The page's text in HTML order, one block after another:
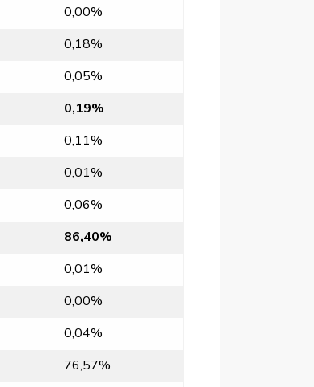
0,00%
0,18%
0,05%
0,19%
0,11%
0,01%
0,06%
86,40%
0,01%
0,00%
0,04%
76,57%